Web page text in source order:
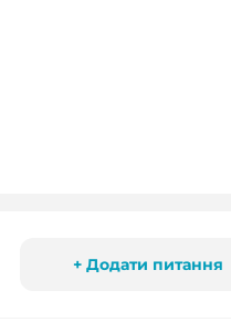
+ Додати питання